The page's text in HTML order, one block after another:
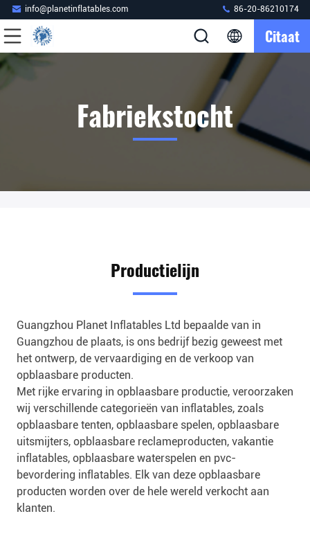
info@planetinflatables.com 86-20-86210174
Citaat
Fabriekstocht
Productielijn
Guangzhou Planet Inflatables Ltd bepaalde van in
Guangzhou de plaats, is ons bedrijf bezig geweest met
het ontwerp, de vervaardiging en de verkoop van
opblaasbare producten.
Met rijke ervaring in opblaasbare productie, veroorzaken
wij verschillende categorieën van inflatables, zoals
opblaasbare tenten, opblaasbare spelen, opblaasbare
uitsmijters, opblaasbare reclameproducten, vakantie
inflatables, opblaasbare waterspelen en pvc-
bevordering inflatables. Elk van deze opblaasbare
producten worden over de hele wereld verkocht aan
klanten.